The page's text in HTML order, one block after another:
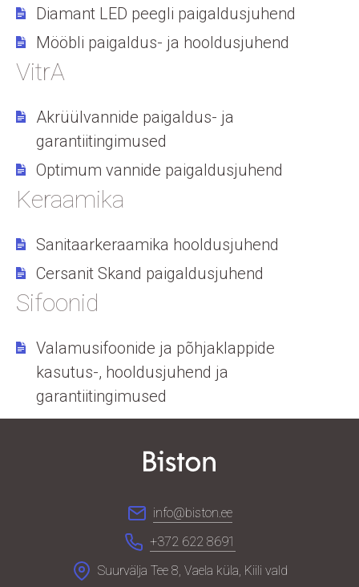
Diamant LED peegli paigaldusjuhend
Mööbli paigaldus- ja hooldusjuhend
VitrA
Akrüülvannide paigaldus- ja
garantiitingimused
Optimum vannide paigaldusjuhend
Keraamika
Sanitaarkeraamika hooldusjuhend
Cersanit Skand paigaldusjuhend
Sifoonid
Valamusifoonide ja põhjaklappide
kasutus-, hooldusjuhend ja
garantiitingimused
info@biston.ee
+372 622 8691
Suurvälja Tee 8, Vaela küla, Kiili vald